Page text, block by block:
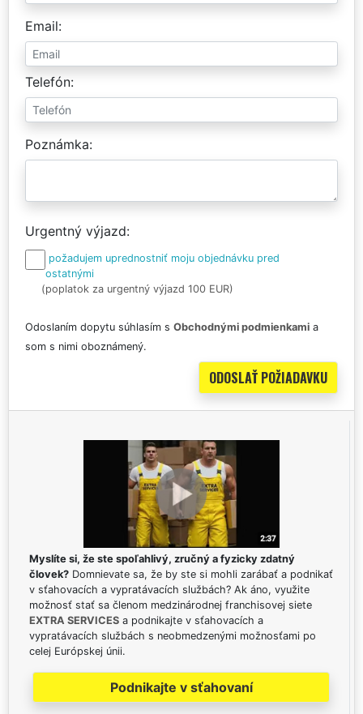
Email
Telefón
Poznámka
Urgentný výjazd
požadujem uprednostniť moju objednávku pred
ostatnými
(poplatok za urgentný výjazd 100 EUR)
Odoslaním dopytu súhlasím s Obchodnými podmienkami a
som s nimi oboznámený.
Myslíte si, že ste spoľahlivý, zručný a fyzicky zdatný
človek? Domnievate sa, že by ste si mohli zarábať a podnikať
v sťahovacích a vypratávacích službách? Ak áno, využite
možnosť stať sa členom medzinárodnej franchisovej siete
EXTRA SERVICES a podnikajte v sťahovacích a
vypratávacích službách s neobmedzenými možnosťami po
celej Európskej únii.
Podnikajte v sťahovaní